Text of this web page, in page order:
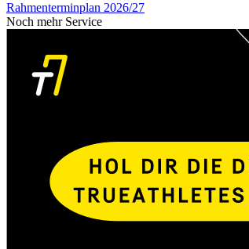
Rahmenterminplan 2026/27
Noch mehr Service